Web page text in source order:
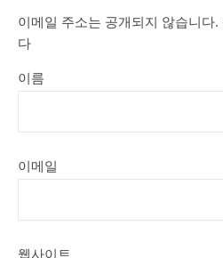
이메일 주소는 공개되지 않습니다.
다
이름
이메일
웹사이트